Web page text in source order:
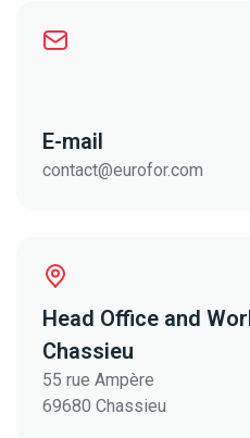
E-mail
contact@eurofor.com
Head Office and
Chassieu
55 rue Ampère
69680 Chassieu